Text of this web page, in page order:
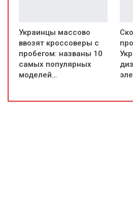
Украинцы массово
ввозят кроссоверы с
пробегом: названы 10
самых популярных
моделей…